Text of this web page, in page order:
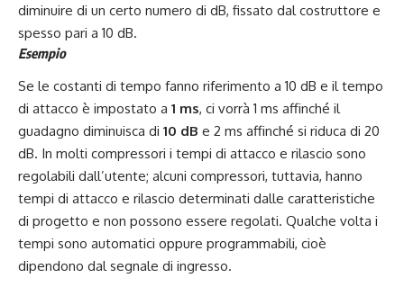
diminuire di un certo numero di dB, fissato dal costruttore e
spesso pari a 10 dB.
Esempio
Se le costanti di tempo fanno riferimento a 10 dB e il tempo
di attacco è impostato a 1 ms, ci vorrà 1 ms affinché il
guadagno diminuisca di 10 dB e 2 ms affinché si riduca di 20
dB. In molti compressori i tempi di attacco e rilascio sono
regolabili dall’utente; alcuni compressori, tuttavia, hanno
tempi di attacco e rilascio determinati dalle caratteristiche
di progetto e non possono essere regolati. Qualche volta i
tempi sono automatici oppure programmabili, cioè
dipendono dal segnale di ingresso.